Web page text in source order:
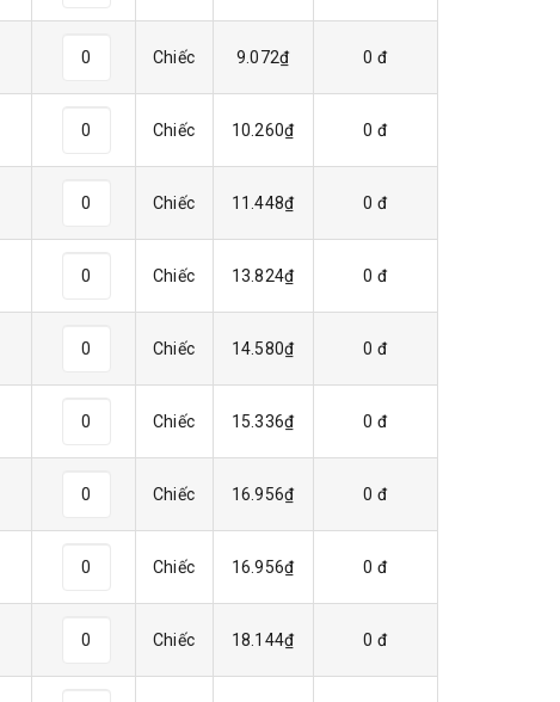
Chiếc 9.072₫ 0 đ
Chiếc 10.260₫ 0 đ
Chiếc 11.448₫ 0 đ
Chiếc 13.824₫ 0 đ
Chiếc 14.580₫ 0 đ
Chiếc 15.336₫ 0 đ
Chiếc 16.956₫ 0 đ
Chiếc 16.956₫ 0 đ
Chiếc 18.144₫ 0 đ